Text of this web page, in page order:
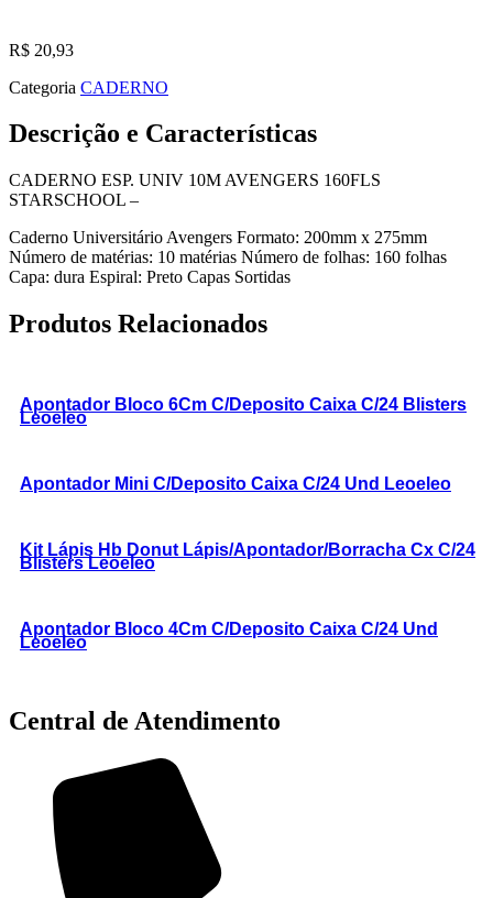
R$ 20,93
Categoria CADERNO
Descrição e Características
CADERNO ESP. UNIV 10M AVENGERS 160FLS
STARSCHOOL –
Caderno Universitário Avengers Formato: 200mm x 275mm
Número de matérias: 10 matérias Número de folhas: 160 folhas
Capa: dura Espiral: Preto Capas Sortidas
Produtos Relacionados
Apontador Bloco 6Cm C/Deposito Caixa C/24 Blisters
Leoeleo
Apontador Mini C/Deposito Caixa C/24 Und Leoeleo
Kit Lápis Hb Donut Lápis/Apontador/Borracha Cx C/24
Blisters Leoeleo
Apontador Bloco 4Cm C/Deposito Caixa C/24 Und
Leoeleo
Central de Atendimento